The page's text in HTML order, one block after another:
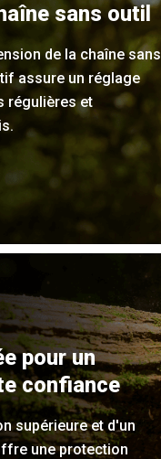
sans outil
de la chaîne sans
assure un réglage
régulières et
pour un
confiance
supérieure et d'un
une protection